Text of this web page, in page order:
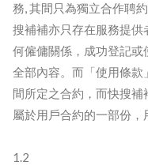
務, 其間只為獨立合作聘
搜補補亦只存在服務提
何僱傭關係，成功登記
全部內容。而「使用條款
間所定之合約，而快搜
屬於用戶合約的一部份，
1.2